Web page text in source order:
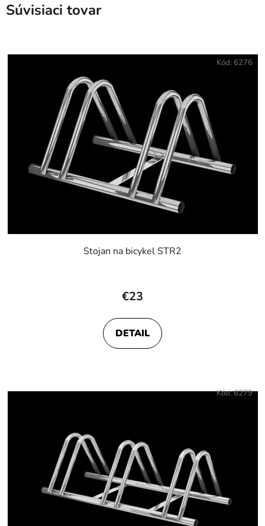
Súvisiaci tovar
Stojan na bicykel STR2
€23
DETAIL
Kód: 6276
Kód:6279